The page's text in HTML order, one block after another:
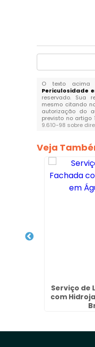
O texto acima
Periculosidade
reservado. Sua
mesmo citando
autorização do
previsto no artigo
9.610-98 sobre
Veja
Serviço de
com